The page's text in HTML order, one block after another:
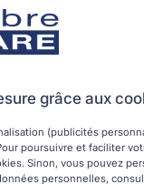
de lait
grâce aux
(publicités
poursuivre et faciliter
Sinon, vous pouvez
personnelles,